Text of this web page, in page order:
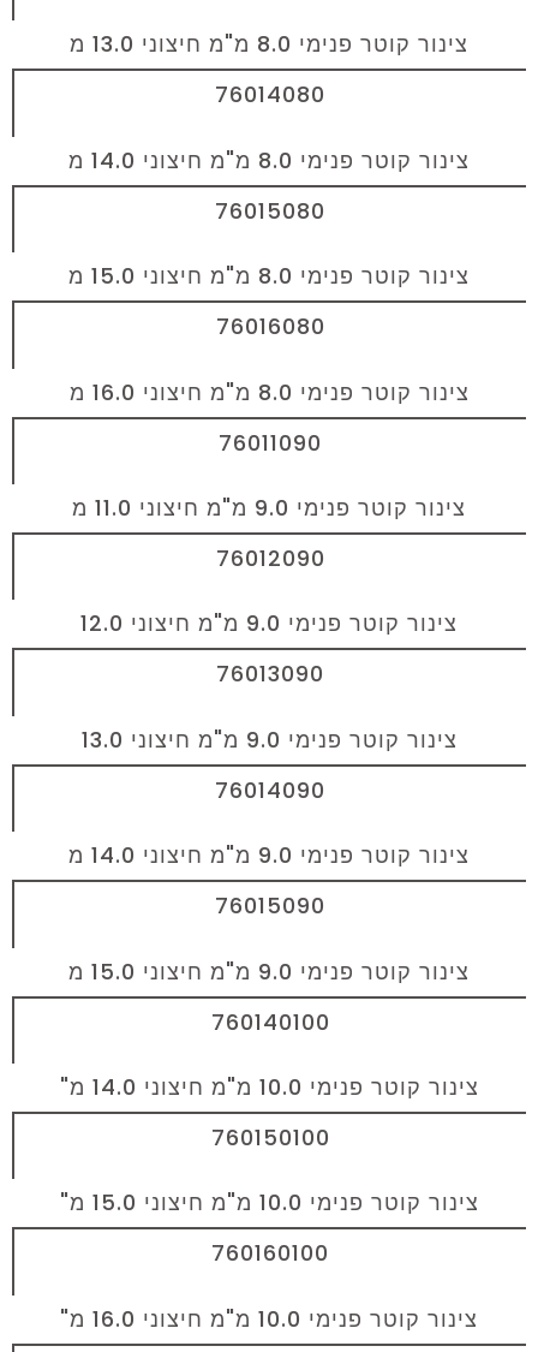
צינור קוטר פנימי 8.0 מ"מ חיצוני 13.0 מ
76014080
צינור קוטר פנימי 8.0 מ"מ חיצוני 14.0 מ
76015080
צינור קוטר פנימי 8.0 מ"מ חיצוני 15.0 מ
76016080
צינור קוטר פנימי 8.0 מ"מ חיצוני 16.0 מ
76011090
צינור קוטר פנימי 9.0 מ"מ חיצוני 11.0 מ
76012090
צינור קוטר פנימי 9.0 מ"מ חיצוני 12.0
76013090
צינור קוטר פנימי 9.0 מ"מ חיצוני 13.0
76014090
צינור קוטר פנימי 9.0 מ"מ חיצוני 14.0 מ
76015090
צינור קוטר פנימי 9.0 מ"מ חיצוני 15.0 מ
760140100
צינור קוטר פנימי 10.0 מ"מ חיצוני 14.0 מ"
760150100
צינור קוטר פנימי 10.0 מ"מ חיצוני 15.0 מ"
760160100
צינור קוטר פנימי 10.0 מ"מ חיצוני 16.0 מ"